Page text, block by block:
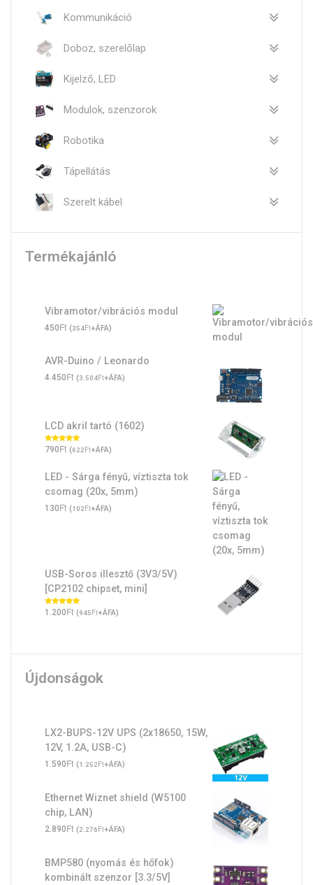
Kommunikáció
Doboz, szerelőlap
Kijelző, LED
Modulok, szenzorok
Robotika
Tápellátás
Szerelt kábel
Termékajánló
Vibramotor/vibrációs modul
450Ft (354Ft+ÁFA)
AVR-Duino / Leonardo
4.450Ft (3.504Ft+ÁFA)
LCD akril tartó (1602)
Értékelés:
5.00/ 5
790Ft (622Ft+ÁFA)
LED - Sárga fényű, víztiszta tok
csomag (20x, 5mm)
130Ft (102Ft+ÁFA)
USB-Soros illesztő (3V3/5V)
[CP2102 chipset, mini]
Értékelés:
5.00 / 5
1.200Ft (945Ft+ÁFA)
Újdonságok
LX2-BUPS-12V UPS (2x18650, 15W,
12V, 1.2A, USB-C)
1.590Ft (1.252Ft+ÁFA)
Ethernet Wiznet shield (W5100
chip, LAN)
2.890Ft (2.276Ft+ÁFA)
BMP580 (nyomás és hőfok)
kombinált szenzor [3.3/5V]